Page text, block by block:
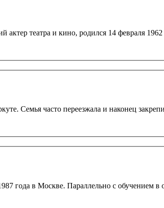
театра и кино, родился 14 февраля
Семья часто переезжала и наконец
школе,